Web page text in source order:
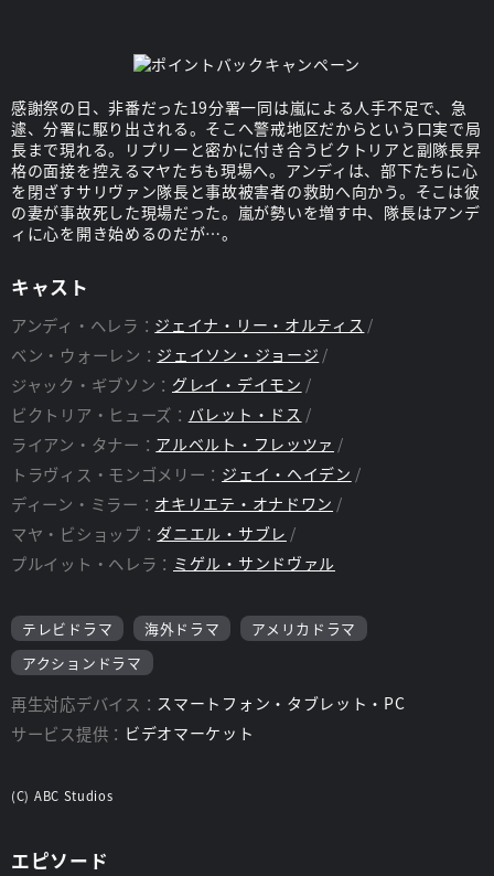
感謝祭の日、非番だった19分署一同は嵐による人手不足で、急
遽、分署に駆り出される。そこへ警戒地区だからという口実で局
長まで現れる。リプリーと密かに付き合うビクトリアと副隊長昇
格の面接を控えるマヤたちも現場へ。アンディは、部下たちに心
を閉ざすサリヴァン隊長と事故被害者の救助へ向かう。そこは彼
の妻が事故死した現場だった。嵐が勢いを増す中、隊長はアンデ
ィに心を開き始めるのだが…。
キャスト
アンディ・ヘレラ： ジェイナ・リー・オルティス
ベン・ウォーレン： ジェイソン・ジョージ
ジャック・ギブソン： グレイ・デイモン
ビクトリア・ヒューズ： バレット・ドス
ライアン・タナー： アルベルト・フレッツァ
トラヴィス・モンゴメリー： ジェイ・ヘイデン
ディーン・ミラー： オキリエテ・オナドワン
マヤ・ビショップ： ダニエル・サブレ
プルイット・ヘレラ： ミゲル・サンドヴァル
テレビドラマ 海外ドラマ
アメリカドラマ
アクションドラマ
再生対応デバイス： スマートフォン・タブレット・PC
サービス提供： ビデオマーケット
(C) ABC Studios
エピソード